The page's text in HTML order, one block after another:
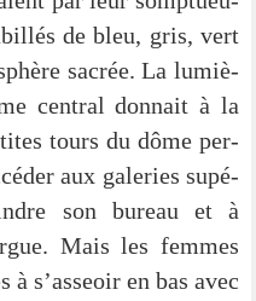
de bleu, gris, vert
sacrée. La lumiè­
cen­tral don­nait à la
tours du dôme per­
aux gale­ries supé­
son bureau et à
Mais les femmes
s’as­seoir en bas avec